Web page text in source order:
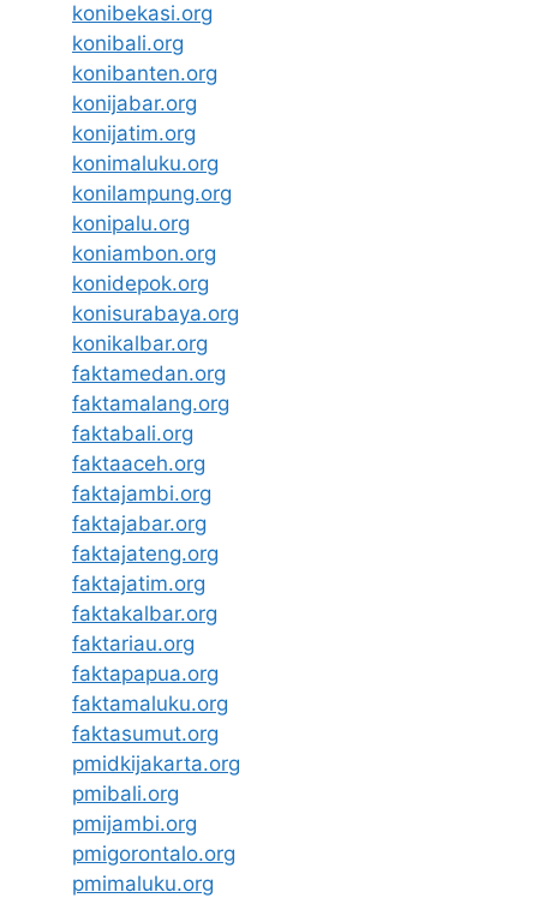
konibekasi.org
konibali.org
konibanten.org
konijabar.org
konijatim.org
konimaluku.org
konilampung.org
konipalu.org
koniambon.org
konidepok.org
konisurabaya.org
konikalbar.org
faktamedan.org
faktamalang.org
faktabali.org
faktaaceh.org
faktajambi.org
faktajabar.org
faktajateng.org
faktajatim.org
faktakalbar.org
faktariau.org
faktapapua.org
faktamaluku.org
faktasumut.org
pmidkijakarta.org
pmibali.org
pmijambi.org
pmigorontalo.org
pmimaluku.org